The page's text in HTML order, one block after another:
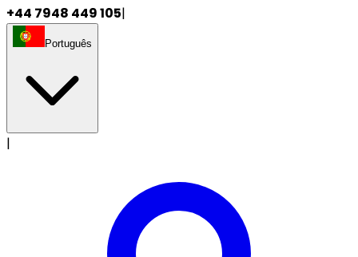
+44 7948 449 105|
Português
|